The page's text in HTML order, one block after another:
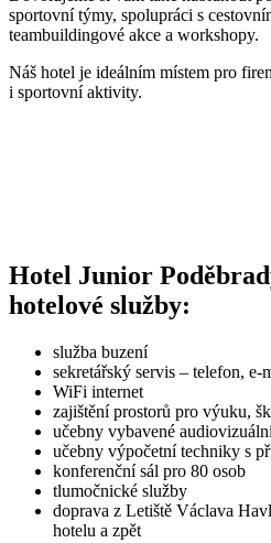
sportovní týmy, spolupráci s
teambuildingové akce a workshopy.
Náš hotel je ideálním místem pro
i sportovní aktivity.
Hotel Junior
hotelové služby:
služba buzení
sekretářský servis – telefon,
WiFi internet
zajištění prostorů pro výuku,
učebny vybavené
učebny výpočetní techniky s
konferenční sál pro 80 osob
tlumočnické služby
doprava z Letiště Václava
hotelu a zpět